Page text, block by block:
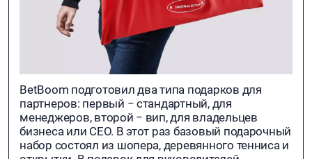
BetBoom подготовил два типа подарков для
партнеров: первый − стандартный, для
менеджеров, второй − вип, для владельцев
бизнеса или СЕО. В этот раз базовый подарочный
набор состоял из шопера, деревянного тенниса и